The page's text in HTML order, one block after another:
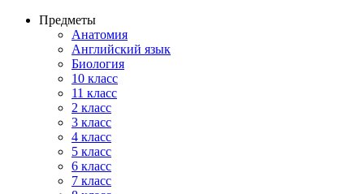
Предметы
Анатомия
Английский язык
Биология
10 класс
11 класс
2 класс
3 класс
4 класс
5 класс
6 класс
7 класс